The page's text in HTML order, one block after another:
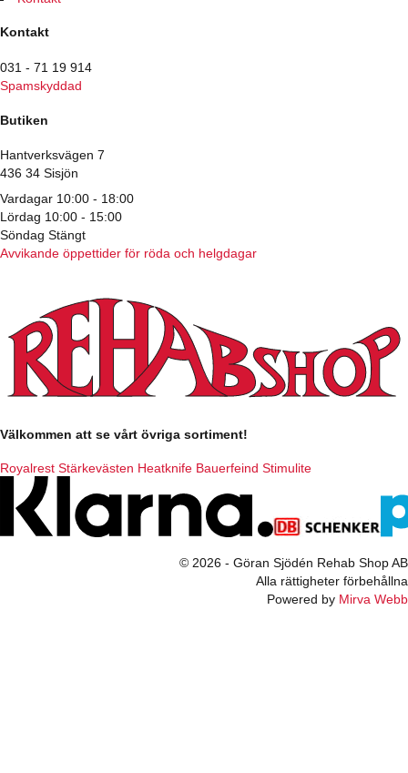
Kontakt
031 - 71 19 914
Spamskyddad
Butiken
Hantverksvägen 7
436 34 Sisjön
Vardagar 10:00 - 18:00
Lördag 10:00 - 15:00
Söndag Stängt
Avvikande öppettider för röda och helgdagar
Välkommen att se vårt övriga sortiment!
Royalrest Stärkevästen Heatknife Bauerfeind Stimulite
© 2026 - Göran Sjödén Rehab Shop AB
Alla rättigheter förbehållna
Powered by Mirva Webb